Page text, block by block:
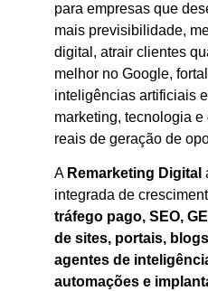
para empresas que
mais previsibilidade,
digital, atrair clientes
melhor no Google,
inteligências artificiais
marketing, tecnologia
reais de geração de
A Remarketing Digital
integrada de
tráfego pago, SEO,
de sites, portais,
agentes de
automações e